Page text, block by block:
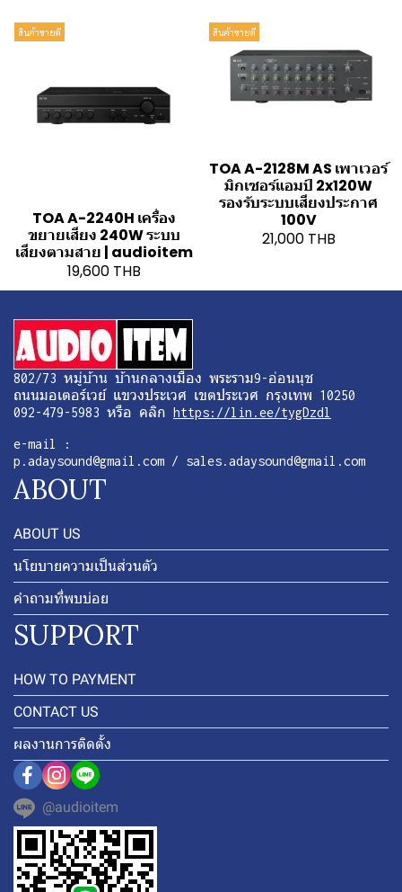
สินค้าขายดี
TOA A-2240H เครื่อง
ขยายเสียง 240W ระบบ
เสียงตามสาย | audioitem
19,600 THB
สินค้าขายดี
TOA A-2128M AS เพาเวอร์
มิกเซอร์แอมป์ 2x120W
รองรับระบบเสียงประกาศ
100V
21,000 THB
802/73 หมู่บ้าน บ้านกลางเมือง พระราม9-อ่อนนุช
ถนนมอเตอร์เวย์ แขวงประเวศ เขตประเวศ กรุงเทพ 10250
092-479-5983 หรือ คลิก https://lin.ee/tygDzdl
e-mail :
p.adaysound@gmail.com / sales.adaysound@gmail.com
ABOUT
ABOUT US
นโยบายความเป็นส่วนตัว
คำถามที่พบบ่อย
SUPPORT
HOW TO PAYMENT
CONTACT US
ผลงานการติดตั้ง
@audioitem